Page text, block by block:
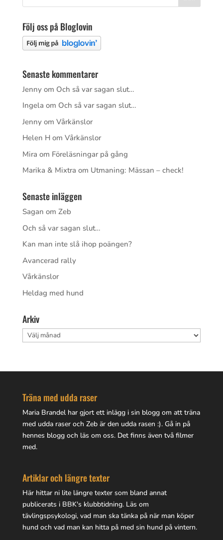
Följ oss på Bloglovin
Senaste kommentarer
Jennyom Och så var sagan slut…
Ingela om Och så var sagan slut…
Jennyom Vårkänslor
Helen Hom Vårkänslor
Mira om Föreläsningar på gång
Marika & Mixtra om Utmaning: Mässan – check!
Senaste inläggen
Sagan om Zeb
Och så var sagan slut…
Kan man inte slå ihop poängen?
Avancerad rally
Vårkänslor
Heldag med hund
Arkiv
Arkiv
Träna med udda raser
Maria Brandel har gjort ett inlägg i sin bloggom att träna
med udda raser och Zeb är den udda rasen :). Gå in på
hennes bloggoch läs om oss. Det finns även två filmer
med.
Artiklar och längre texter
Här hittar ni lite längre textersom bland annat
publicerats i BBK's klubbtidning. Läs om
tävlingspsykologi, vad man ska tänka på när man köper
hund och vad man kan hitta på med sin hund på vintern.